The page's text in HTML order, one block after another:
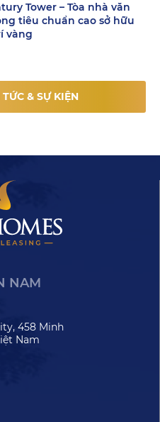
Tower – Tòa nhà văn
tiêu chuẩn cao sở hữu
vàng
& SỰ KIỆN
NAM
458 Minh
Nam